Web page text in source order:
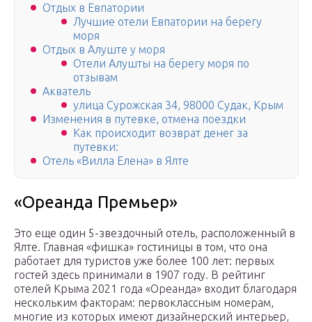
Отдых в Евпатории
Лучшие отели Евпатории на берегу
моря
Отдых в Алуште у моря
Отели Алушты на берегу моря по
отзывам
Акватель
улица Сурожская 34, 98000 Судак, Крым
Изменения в путевке, отмена поездки
Как происходит возврат денег за
путевки:
Отель «Вилла Елена» в Ялте
«Ореанда Премьер»
Это еще один 5-звездочный отель, расположенный в
Ялте. Главная «фишка» гостиницы в том, что она
работает для туристов уже более 100 лет: первых
гостей здесь принимали в 1907 году. В рейтинг
отелей Крыма 2021 года «Ореанда» входит благодаря
нескольким факторам: первоклассным номерам,
многие из которых имеют дизайнерский интерьер,